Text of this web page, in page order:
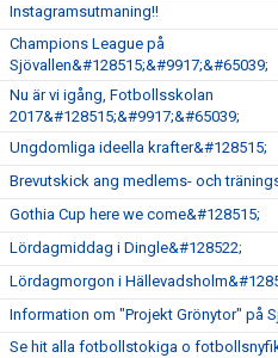
Instagramsutmaning!!
Champions League på
Sjövallen&#128515;&#9917;&#65039;
Nu är vi igång, Fotbollsskolan
2017&#128515;&#9917;&#65039;
Ungdomliga ideella krafter&#128515;
Brevutskick ang medlems- och
Gothia Cup here we come&#128515;
Lördagmiddag i Dingle&#128522;
Lördagmorgon i
Information om "Projekt Grönytor" på
Se hit alla fotbollstokiga o